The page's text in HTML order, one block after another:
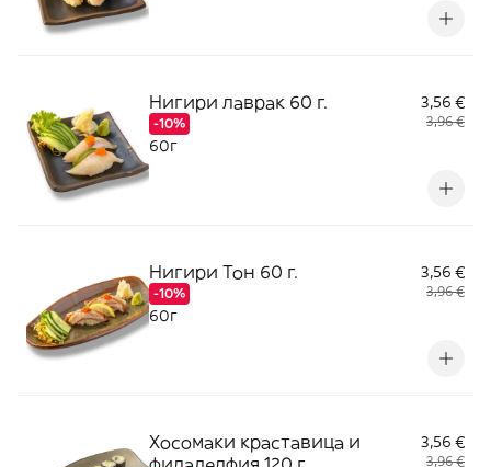
Нигири лаврак 60 г.
-10%
3,56 €
3,96 €
60г
Нигири Тон 60 г.
-10%
3,56 €
3,96 €
60г
Хосомаки краставица и
3,56 €
3,96 €